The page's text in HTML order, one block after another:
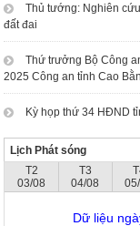
Thủ tướng: Nghiên
đất đai
Thứ trưởng Bộ Công
2025 Công an tỉnh Cao
Kỳ họp thứ 34 HĐND
Lịch Phát sóng
T2
03/08
T3
04/08
Dữ liệu